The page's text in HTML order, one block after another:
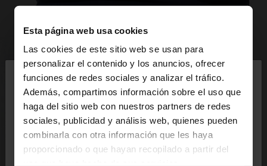
Esta página web usa cookies
Las cookies de este sitio web se usan para
personalizar el contenido y los anuncios, ofrecer
funciones de redes sociales y analizar el tráfico.
Además, compartimos información sobre el uso que
haga del sitio web con nuestros partners de redes
sociales, publicidad y análisis web, quienes pueden
combinarla con otra información que les haya
proporcionado o que hayan recopilado a partir del
hola
Estás accediendo a la web de Mexico. ¿Quieres ir a
la web de United States?